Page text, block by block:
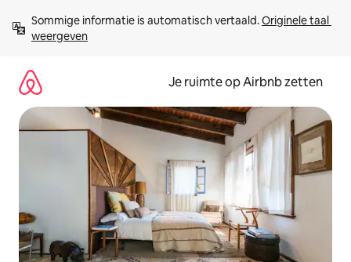
direct
naar
Sommige informatie is automatisch vertaald. Originele taal
weergeven
Je ruimte op Airbnb zetten